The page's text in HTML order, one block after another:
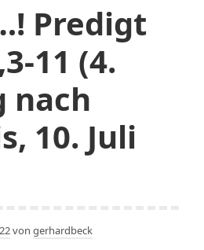
Gottesdienst
Thema
Versöhnung
Predigt
11 (4.
nach
10. Juli
von gerhardbeck